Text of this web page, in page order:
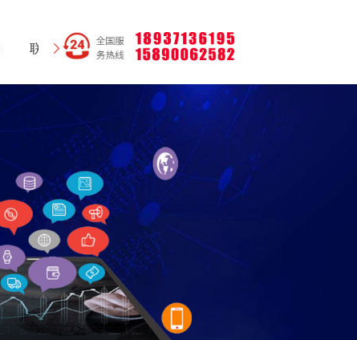
联系我们 网站地图